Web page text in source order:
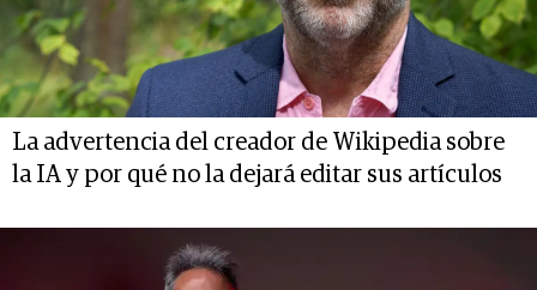
La advertencia del creador de Wikipedia sobre
la IA y por qué no la dejará editar sus artículos